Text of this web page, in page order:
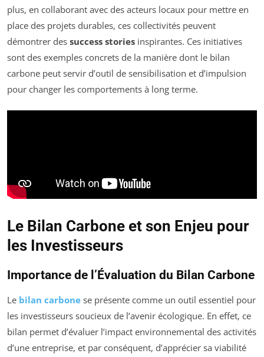
plus, en collaborant avec des acteurs locaux pour mettre en
place des projets durables, ces collectivités peuvent
démontrer des success stories inspirantes. Ces initiatives
sont des exemples concrets de la manière dont le bilan
carbone peut servir d’outil de sensibilisation et d’impulsion
pour changer les comportements à long terme.
Le Bilan Carbone et son Enjeu pour
les Investisseurs
Importance de l’Évaluation du Bilan Carbone
Le bilan carbone se présente comme un outil essentiel pour
les investisseurs soucieux de l’avenir écologique. En effet, ce
bilan permet d’évaluer l’impact environnemental des activités
d’une entreprise, et par conséquent, d’apprécier sa viabilité